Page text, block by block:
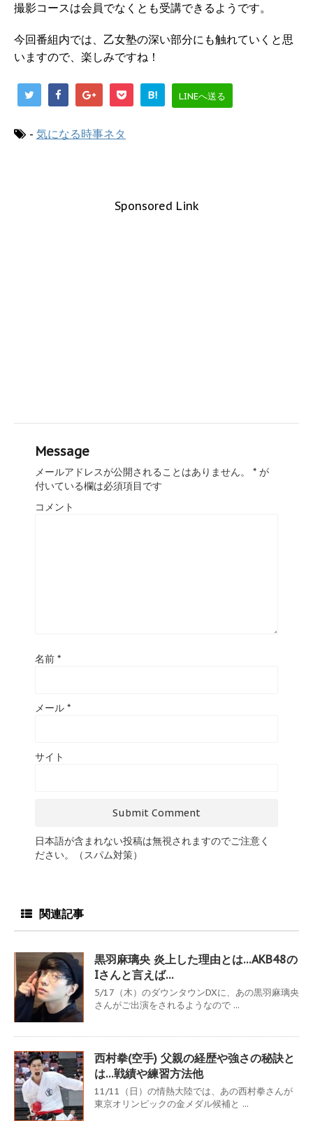
撮影コースは会員でなくとも受講できるようです。
今回番組内では、乙女塾の深い部分にも触れていくと思
いますので、楽しみですね！
B! LINEへ送る
- 気になる時事ネタ
Sponsored Link
Message
メールアドレスが公開されることはありません。 * が
付いている欄は必須項目です
コメント
名前 *
メール *
サイト
日本語が含まれない投稿は無視されますのでご注意く
ださい。（スパム対策）
関連記事
黒羽麻璃央 炎上した理由とは…AKB48の
Iさんと言えば…
5/17（木）のダウンタウンDXに、あの黒羽麻璃央
さんがご出演をされるようなので ...
西村拳(空手) 父親の経歴や強さの秘訣と
は…戦績や練習方法他
11/11（日）の情熱大陸では、あの西村拳さんが
東京オリンピックの金メダル候補と ...